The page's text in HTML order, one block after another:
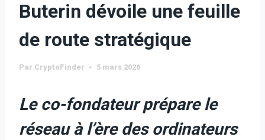
Buterin dévoile une feuille
de route stratégique
Par CryptoFinder 5 mars 2026
Le co-fondateur prépare le
réseau à l’ère des ordinateurs